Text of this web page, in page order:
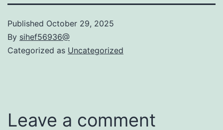
Published October 29, 2025
By sihef56936@
Categorized as Uncategorized
Leave a comment